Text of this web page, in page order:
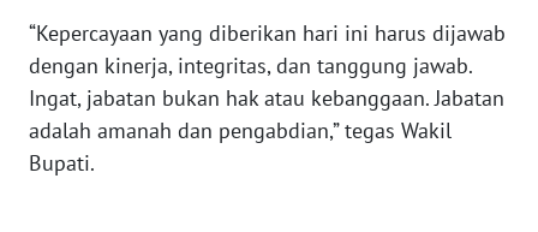
​“Kepercayaan yang diberikan hari ini harus dijawab
dengan kinerja, integritas, dan tanggung jawab.
Ingat, jabatan bukan hak atau kebanggaan. Jabatan
adalah amanah dan pengabdian,” tegas Wakil
Bupati.
WN
SULTRA
WN
NTB